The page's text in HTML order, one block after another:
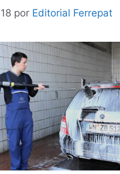
por Editorial Ferrepat